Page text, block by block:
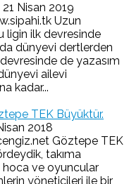
21 Nisan 2019
Uzun
ligin ilk devresinde
dünyevi dertlerden
de yazasım
ailevi
kadar...
TEK Büyüktür.
2018
Göztepe TEK
takıma
hoca ve oyuncular
yöneticileri ile bir